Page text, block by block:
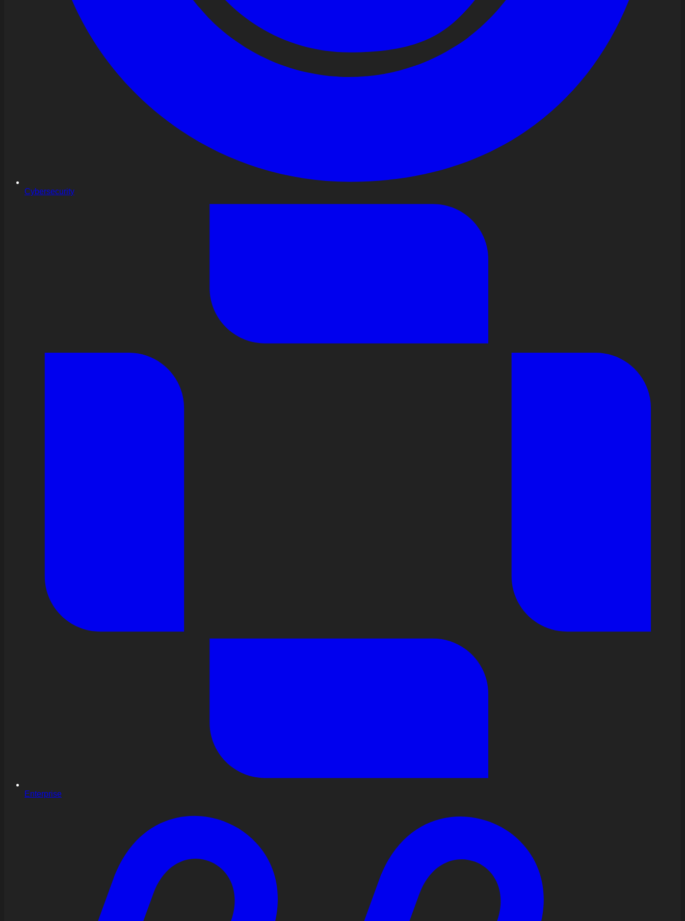
Cybersecurity
Enterprise